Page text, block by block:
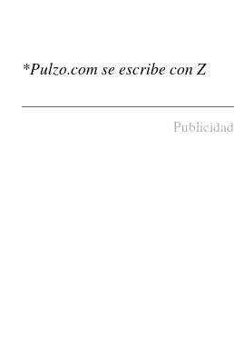
*Pulzo.com se escribe con Z
Publicidad